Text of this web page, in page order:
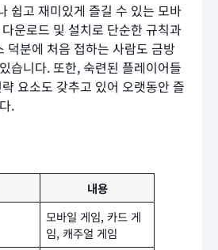
쉽고 재미있게 즐길 수 있는 모바
운로드 및 설치로 단순한 규칙과
덕분에 처음 접하는 사람도 금방
습니다. 또한, 숙련된 플레이어들
요소도 갖추고 있어 오랫동안 즐
.
내용
모바일 게임, 카드 게
임, 캐주얼 게임